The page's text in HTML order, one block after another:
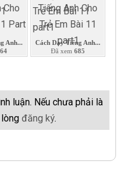
Anh...
Cách Dạy Tiếng Anh...
Đã xem685
luận. Nếu chưa phải là
đăng ký.